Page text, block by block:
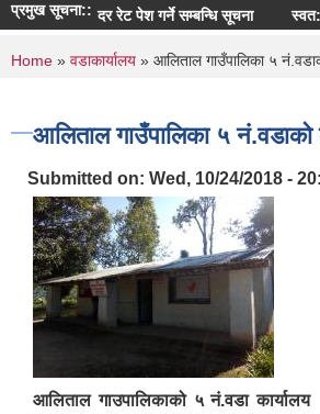
प्रमुख सूचना::दर रेट पेश गर्ने सम्बन्धि सूचना
You are here
Home » वडाकार्यालय » आलिताल गाउँपालिका ५
आलिताल गाउँपालिका ५ नं.वडाको
Submitted on: Wed, 10/24/2018 -
आलिताल गाउपालिकाको ५ नं.वडा